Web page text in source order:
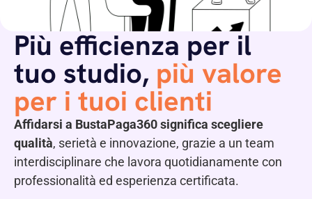
Più efficienza per il
tuo studio, più valore
per i tuoi clienti
Affidarsi a BustaPaga360 significa scegliere
qualità, serietà e innovazione, grazie a un team
interdisciplinare che lavora quotidianamente con
professionalità ed esperienza certificata.